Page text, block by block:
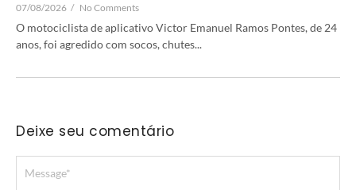
07/08/2026 / No Comments
O motociclista de aplicativo Victor Emanuel Ramos Pontes, de 24
anos, foi agredido com socos, chutes...
Deixe seu comentário